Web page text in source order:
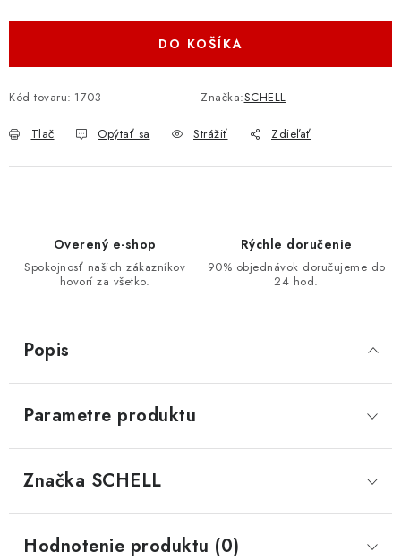
DO KOŠÍKA
Kód tovaru: 1703 Značka:SCHELL
Tlač Opýtať sa Strážiť Zdieľať
Overený e-shop
Spokojnosť našich zákazníkov
hovorí za všetko.
Rýchle doručenie
90% objednávok doručujeme do
24 hod.
Popis
Parametre produktu
Značka SCHELL
Hodnotenie produktu (0)